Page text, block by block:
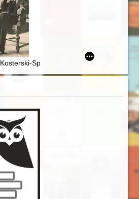
wysokomazowieckim : przebieg i
Kosterski-Spalski jako fotograf